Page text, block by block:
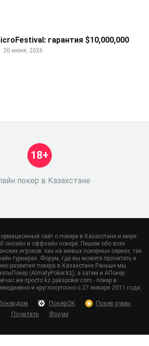
гарантия $10,000,000
20 июня, 2026
покер в Казахстане
18+
сайт о покере в Казахстане и мире.
онлайн и оффлайн покере. Пишем обо всех
игроков: как на живых покерных сериях, так
турнирах. Форум, где вы можете прочитать и
развития покера в Казахстане.Раньше мы
(AlmatyPoker.kz), а затем и АПокер
же просто kz.pakspoker.com - покер в
и круглосуточно с 27 января 2011 года.
ПокерОК
Покер румы
Почитать
Форум